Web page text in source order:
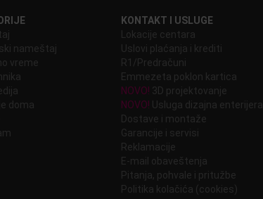
nameštaj
vreme
doma
KONTAKT I USLUGE
Lokacije centara
Uslovi plaćanja i krediti
R1/Predračuni
Emmezeta poklon kartica
NOVO! 3D projektovanje
NOVO! Usluga dizajna enterijera
Dostave i montaže
Garancije i servisi
Reklamacije
E-mail obaveštenja
Pitanja, pohvale i pritužbe
Politika kolačića (cookies)